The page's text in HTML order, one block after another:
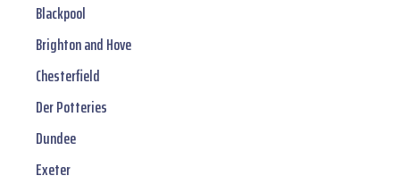
Blackpool
Brighton and Hove
Chesterfield
Der Potteries
Dundee
Exeter